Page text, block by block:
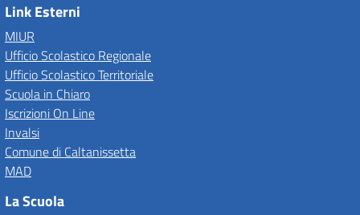
Link Esterni
MIUR
Ufficio Scolastico Regionale
Ufficio Scolastico Territoriale
Scuola in Chiaro
Iscrizioni On Line
Invalsi
Comune di Caltanissetta
MAD
La Scuola